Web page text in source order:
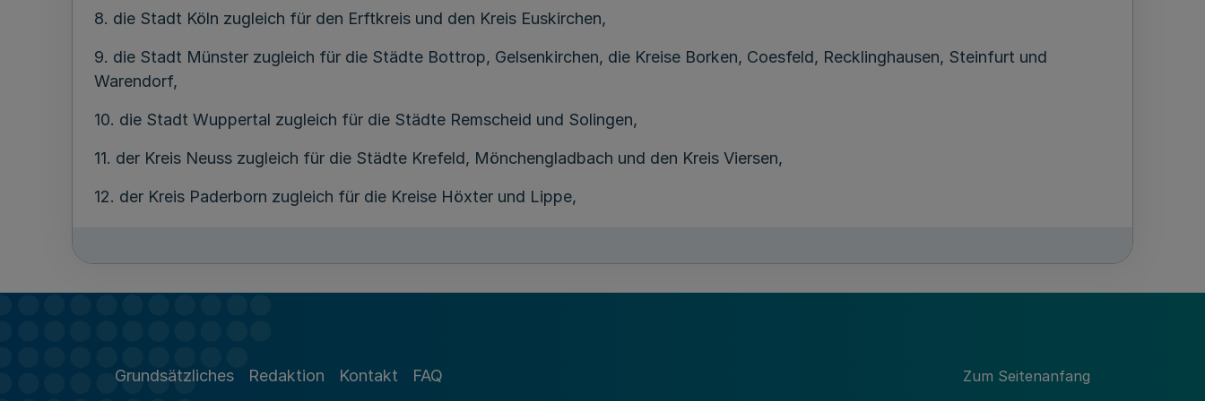
8. die Stadt Köln zugleich für den Erftkreis und den Kreis Euskirchen,
9. die Stadt Münster zugleich für die Städte Bottrop, Gelsenkirchen, die Kreise Borken, Coesfeld, Recklinghausen, Steinfurt und
Warendorf,
10. die Stadt Wuppertal zugleich für die Städte Remscheid und Solingen,
11. der Kreis Neuss zugleich für die Städte Krefeld, Mönchengladbach und den Kreis Viersen,
12. der Kreis Paderborn zugleich für die Kreise Höxter und Lippe,
Abweichend von § 1 sind bei der Durchführung des Lastenausgleichs für den Bereich Kriegsschadenrente und vergleichbare Leistungen
Grundsätzliches Redaktion Kontakt FAQ Zum Seitenanfang